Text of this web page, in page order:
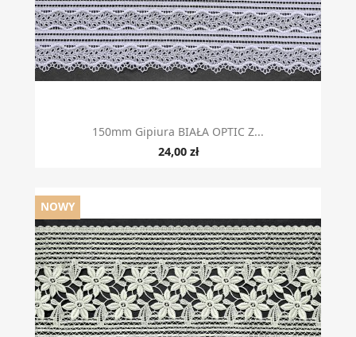
150mm Gipiura BIAŁA OPTIC Z...
24,00 zł
NOWY